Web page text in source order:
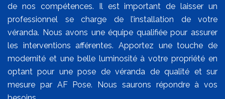
de nos compétences. Il est important de laisser un
professionnel se charge de l’installation de votre
véranda. Nous avons une équipe qualifiée pour assurer
les interventions afférentes. Apportez une touche de
modernité et une belle luminosité à votre propriété en
optant pour une pose de véranda de qualité et sur
mesure par AF Pose. Nous saurons répondre à vos